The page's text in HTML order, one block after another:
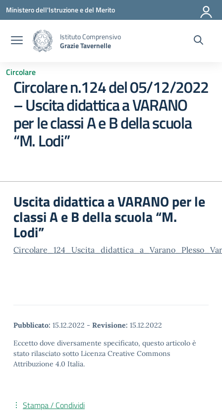
Vai ai contenuti
Vai al menu di navigazione
Vai al footer
Ministero dell'Istruzione e del Merito
Istituto Comprensivo
Grazie Tavernelle
Circolare
Circolare n.124 del 05/12/2022
– Uscita didattica a VARANO
per le classi A e B della scuola
“M. Lodi”
Uscita didattica a VARANO per le
classi A e B della scuola “M.
Lodi”
Pubblicato: 15.12.2022 - Revisione: 15.12.2022
Eccetto dove diversamente specificato, questo articolo è
stato rilasciato sotto Licenza Creative Commons
Attribuzione 4.0 Italia.
Stampa / Condividi